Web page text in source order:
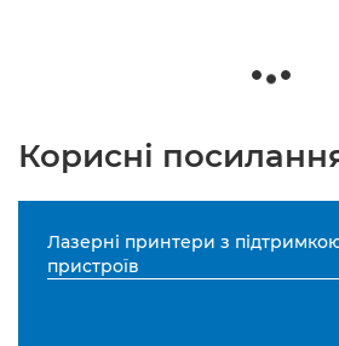
Корисні
Лазерні принтери з
пристроїв